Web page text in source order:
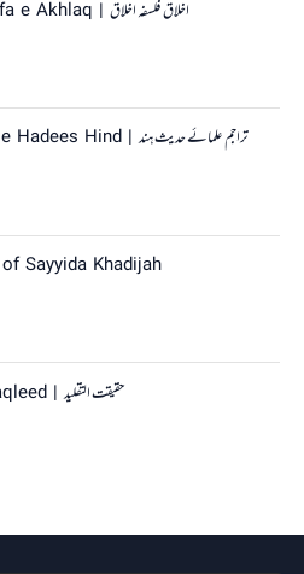
Akhlaq o Falsafa e Akhlaq | اخلاق فلسفہ اخلاق
Tarajim Ulama e Hadees Hind | تراجم علمائے حديث ہند
Sayyida Khadijah
Haqeeqat ul Taqleed | حقیقت التقلید